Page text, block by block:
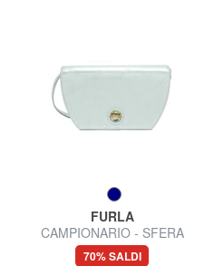
FURLA
CAMPIONARIO - SFERA
Micro Bag a tracolla
70% SALDI